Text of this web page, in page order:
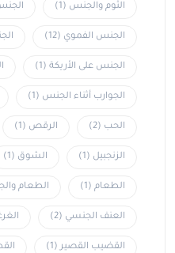
الثوم والجنس (1)
الجنس الفموي (12)
الجنس على الأريكة (1)
الجوارب أثناء الجنس (1)
الحب (2) الرقص (1)
الزنجبيل (1) الشوق (1)
الطعام (1) الطعام
العنف الجنسي (2)
القضيب القصير(1)